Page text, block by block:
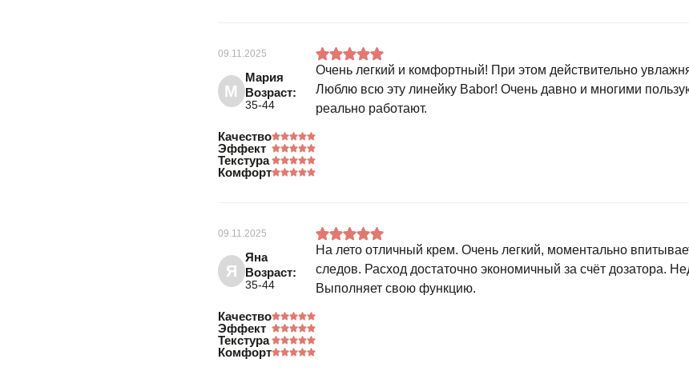
09.11.2025
М
Мария
Возраст:
35-44
Качество
Эффект
Текстура
Комфорт
Очень легкий и комфортный! При этом действительно
Люблю всю эту линейку Babor! Очень давно и многими
реально работают.
09.11.2025
Я
Яна
Возраст:
35-44
Качество
Эффект
Текстура
Комфорт
На лето отличный крем. Очень легкий, моментально
следов. Расход достаточно экономичный за счёт дозатора.
Выполняет свою функцию.